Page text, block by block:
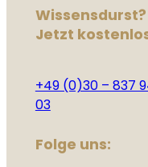
Jetzt
+49 (0)30 – 837
03
Folge uns: